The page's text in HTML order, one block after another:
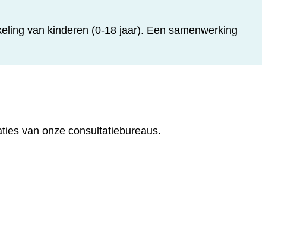
van kinderen (0-18 jaar). Een samenwerking
van onze consultatiebureaus.